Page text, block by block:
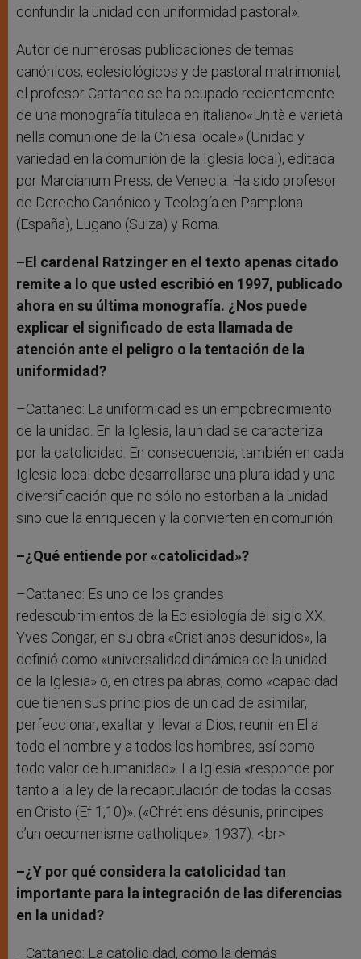
confundir la unidad con uniformidad pastoral».
Autor de numerosas publicaciones de temas
canónicos, eclesiológicos y de pastoral matrimonial,
el profesor Cattaneo se ha ocupado recientemente
de una monografía titulada en italiano«Unità e varietà
nella comunione della Chiesa locale» (Unidad y
variedad en la comunión de la Iglesia local), editada
por Marcianum Press, de Venecia. Ha sido profesor
de Derecho Canónico y Teología en Pamplona
(España), Lugano (Suiza) y Roma.
–El cardenal Ratzinger en el texto apenas citado
remite a lo que usted escribió en 1997, publicado
ahora en su última monografía. ¿Nos puede
explicar el significado de esta llamada de
atención ante el peligro o la tentación de la
uniformidad?
–Cattaneo: La uniformidad es un empobrecimiento
de la unidad. En la Iglesia, la unidad se caracteriza
por la catolicidad. En consecuencia, también en cada
Iglesia local debe desarrollarse una pluralidad y una
diversificación que no sólo no estorban a la unidad
sino que la enriquecen y la convierten en comunión.
–¿Qué entiende por «catolicidad»?
–Cattaneo: Es uno de los grandes
redescubrimientos de la Eclesiología del siglo XX.
Yves Congar, en su obra «Cristianos desunidos», la
definió como «universalidad dinámica de la unidad
de la Iglesia» o, en otras palabras, como «capacidad
que tienen sus principios de unidad de asimilar,
perfeccionar, exaltar y llevar a Dios, reunir en El a
todo el hombre y a todos los hombres, así como
todo valor de humanidad». La Iglesia «responde por
tanto a la ley de la recapitulación de todas la cosas
en Cristo (Ef 1,10)». («Chrétiens désunis, principes
d’un oecumenisme catholique», 1937). <br>
–¿Y por qué considera la catolicidad tan
importante para la integración de las diferencias
en la unidad?
–Cattaneo: La catolicidad, como la demás